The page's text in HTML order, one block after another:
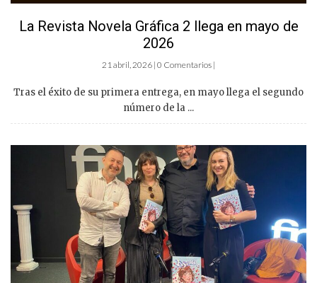
La Revista Novela Gráfica 2 llega en mayo de
2026
21 abril, 2026 | 0 Comentarios |
Tras el éxito de su primera entrega, en mayo llega el segundo
número de la ...